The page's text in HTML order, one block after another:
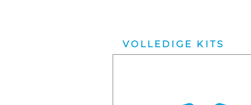
VOLLEDIGE KITS